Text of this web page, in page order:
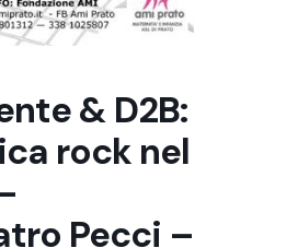
& D2B:
rock nel
Pecci –